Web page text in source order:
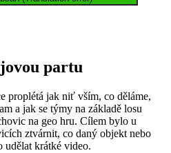
partu
proplétá jak niť vším, co děláme,
a jak se týmy na základě losu
na geo hru. Cílem bylo u
ztvárnit, co daný objekt nebo
udělat krátké video.